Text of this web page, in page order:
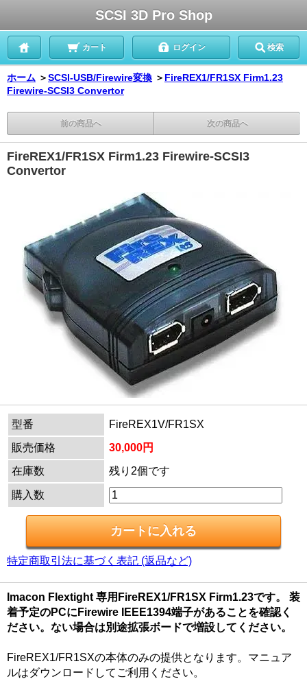
SCSI 3D Pro Shop
カート ログイン 検索
ホーム ＞SCSI-USB/Firewire変換 ＞ FireREX1/FR1SX Firm1.23
Firewire-SCSI3 Convertor
前の商品へ 次の商品へ
FireREX1/FR1SX Firm1.23 Firewire-SCSI3
Convertor
型番
FireREX1V/FR1SX
販売価格
30,000円
在庫数
残り2個です
購入数
特定商取引法に基づく表記 (返品など)
Imacon Flextight 専用FireREX1/FR1SX Firm1.23です。 装
着予定のPCにFirewire IEEE1394端子があることを確認く
ださい。ない場合は別途拡張ボードで増設してください。
FireREX1/FR1SXの本体のみの提供となります。マニュア
ルはダウンロードしてご利用ください。